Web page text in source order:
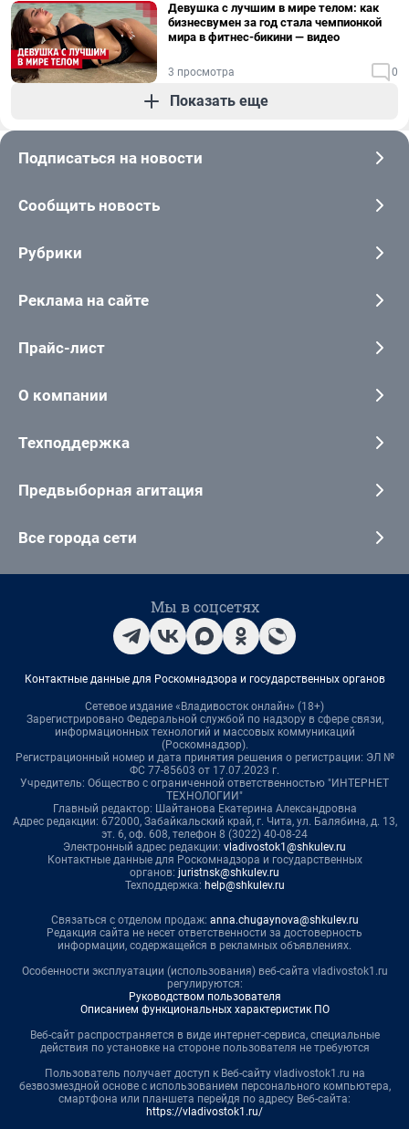
Девушка с лучшим в мире телом: как
бизнесвумен за год стала чемпионкой
мира в фитнес-бикини — видео
3 просмотра 0
Показать еще
Подписаться на новости
Сообщить новость
Рубрики
Реклама на сайте
Прайс-лист
О компании
Техподдержка
Предвыборная агитация
Все города сети
Мы в соцсетях
Контактные данные для Роскомнадзора и государственных органов
Сетевое издание «Владивосток онлайн» (18+)
Зарегистрировано Федеральной службой по надзору в сфере связи,
информационных технологий и массовых коммуникаций
(Роскомнадзор).
Регистрационный номер и дата принятия решения о регистрации: ЭЛ №
ФС 77-85603 от 17.07.2023 г.
Учредитель: Общество с ограниченной ответственностью "ИНТЕРНЕТ
ТЕХНОЛОГИИ"
Главный редактор: Шайтанова Екатерина Александровна
Адрес редакции: 672000, Забайкальский край, г. Чита, ул. Балябина, д. 13,
эт. 6, оф. 608, телефон 8 (3022) 40-08-24
Электронный адрес редакции: vladivostok1@shkulev.ru
Контактные данные для Роскомнадзора и государственных
органов: juristnsk@shkulev.ru
Техподдержка: help@shkulev.ru
Связаться с отделом продаж: anna.chugaynova@shkulev.ru
Редакция сайта не несет ответственности за достоверность
информации, содержащейся в рекламных объявлениях.
Особенности эксплуатации (использования) веб-сайта vladivostok1.ru
регулируются:
Руководством пользователя
Описанием функциональных характеристик ПО
Веб-сайт распространяется в виде интернет-сервиса, специальные
действия по установке на стороне пользователя не требуются
Пользователь получает доступ к Веб-сайту vladivostok1.ru на
безвозмездной основе с использованием персонального компьютера,
смартфона или планшета перейдя по адресу Веб-сайта:
https://vladivostok1.ru/